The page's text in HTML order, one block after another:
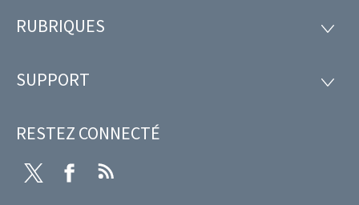
Pied
page
RUBRIQUES
SUPPORT
RESTEZ CONNECTÉ
Twitter Facebook